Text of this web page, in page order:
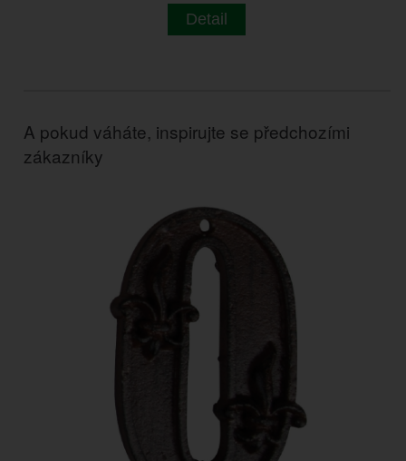
Detail
A pokud váháte, inspirujte se předchozími
zákazníky